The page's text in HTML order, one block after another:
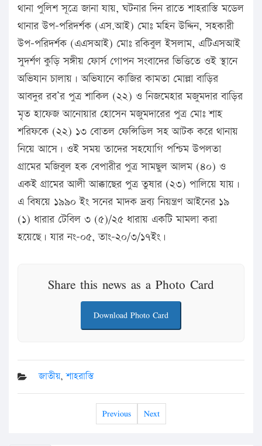
থানা পুলিশ সূত্রে জানা যায়, ঘটনার দিন রাতে শাহরাস্তি মডেল
থানার উপ-পরিদর্শক (এস.আই) মোঃ মহিন উদ্দিন, সহকারী
উপ-পরিদর্শক (এএসআই) মোঃ রকিবুল ইসলাম, এটিএসআই
সুদর্শণ কুড়ি সঙ্গীয় ফোর্স গোপন সংবাদের ভিত্তিতে ওই স্থানে
অভিযান চালায়। অভিযানে কাজির কামতা মোল্লা বাড়ির
আবদুর রব’র পুত্র শাকিল (২২) ও নিজমেহার মজুমদার বাড়ির
মৃত হাফেজ আনোয়ার হোসেন মজুমদারের পুত্র মোঃ শাহ
শরিফকে (২২) ১৩ বোতল ফেন্সিডিল সহ আটক করে থানায়
নিয়ে আসে। ওই সময় তাদের সহযোগি পশ্চিম উপলতা
গ্রামের মজিবুল হক বেপারীর পুত্র সামছুল আলম (৪০) ও
একই গ্রামের আলী আক্কাছের পুত্র তুষার (২৩) পালিয়ে যায়।
এ বিষয়ে ১৯৯০ ইং সনের মাদক দ্রব্য নিয়ন্ত্রণ আইনের ১৯
(১) ধারার টেবিল ৩ (৫)/২৫ ধারায় একটি মামলা করা
হয়েছে। যার নং-০৫, তাং-২০/৩/১৭ইং।
Share this news as a Photo Card
Download Photo Card
জাতীয়,শাহরাস্তি
Previous Next